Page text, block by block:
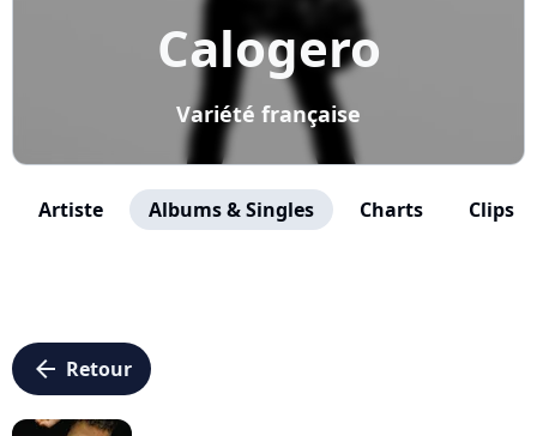
Calogero
Variété française
Artiste Albums & Singles Charts Clips
arrow_left Retour